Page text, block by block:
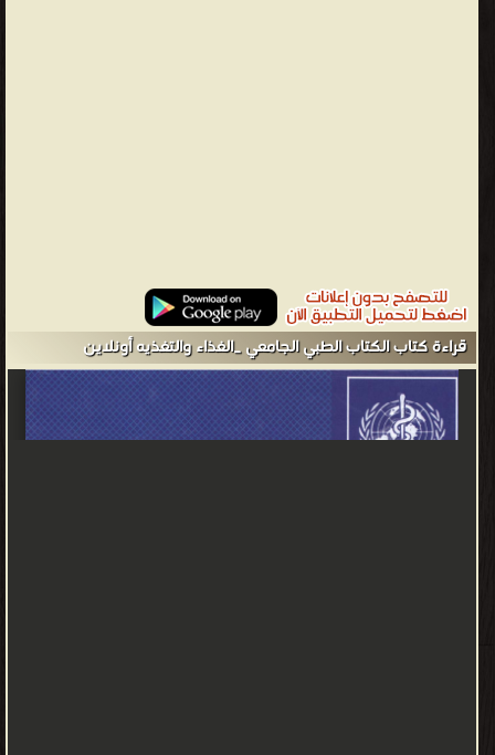
قراءة كتاب الكتاب الطبي الجامعي _الغذاء والتغذيه أونلاين